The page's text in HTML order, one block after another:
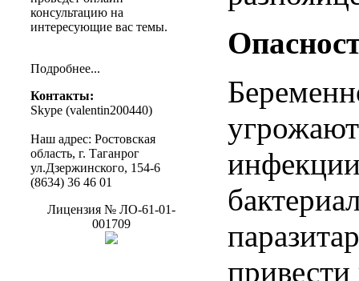
консультацию на
интересующие вас темы.
Подробнее...
Контакты:
Skype (valentin200440)
Наш адрес: Ростовская
область, г. Таганрог
ул.Дзержинского, 154-6
(8634) 36 46 01
Лицензия№ ЛО-61-01-
001709
угрожают
привести